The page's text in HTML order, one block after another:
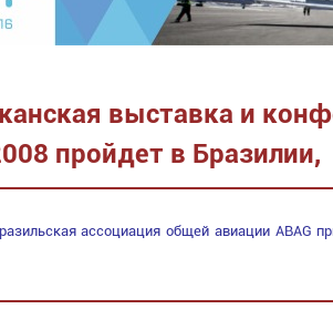
выставка и
пройдет в Бразилии,
ассоциация общей авиации ABAG